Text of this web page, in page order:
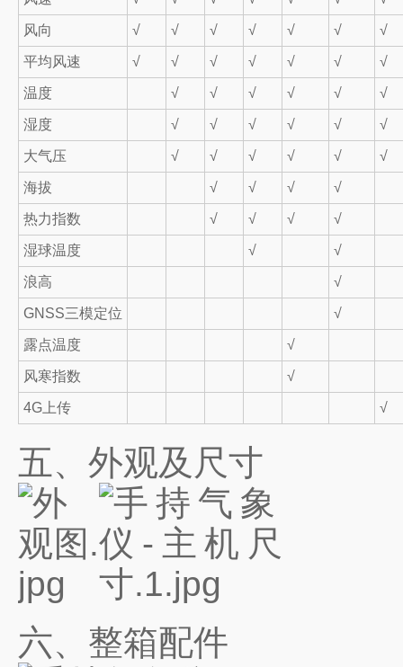
风向 √ √ √ √ √ √ √
平均风速 √ √ √ √ √ √ √
温度 √ √ √ √ √ √
湿度 √ √ √ √ √ √
大气压 √ √ √ √ √ √
海拔 √ √ √ √
热力指数 √ √ √ √
湿球温度 √ √
浪高 √
GNSS三模定位 √
露点温度 √
风寒指数 √
4G上传 √
五、外观及尺寸
六、整箱配件